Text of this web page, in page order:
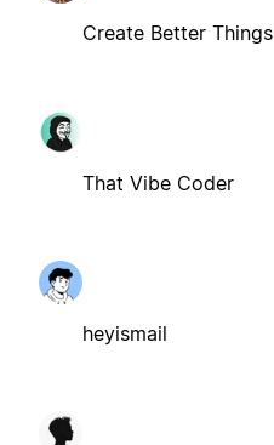
Create Better Things
That Vibe Coder
heyismail